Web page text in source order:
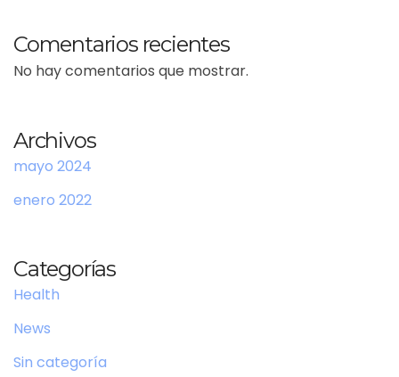
Comentarios recientes
No hay comentarios que mostrar.
Archivos
mayo 2024
enero 2022
Categorías
Health
News
Sin categoría